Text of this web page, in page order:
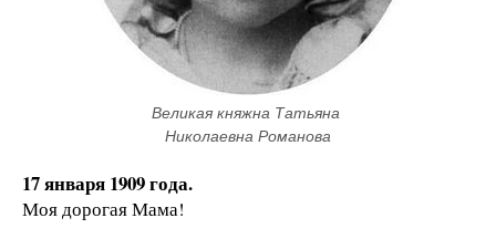
Великая княжна Татьяна
Николаевна Романова
17 января 1909 года.
Моя дорогая Мама!